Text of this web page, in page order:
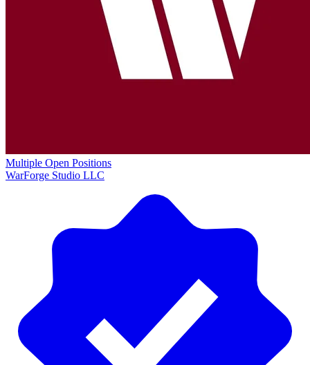
Multiple Open Positions
WarForge Studio LLC